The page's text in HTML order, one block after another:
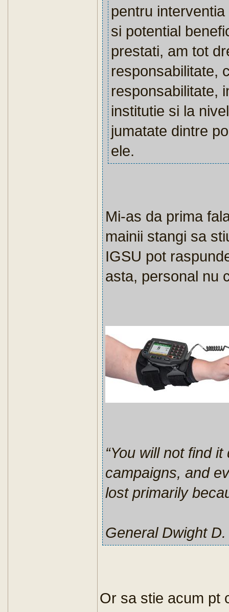
pentru
si potential
prestati, am tot
responsabilitate,
responsabilitate,
institutie si la
jumatate dintre
ele.
Mi-as da prima
mainii stangi sa
IGSU pot
asta, personal nu
“You will not find
campaigns, and
lost primarily
General Dwight
Or sa stie acum pt